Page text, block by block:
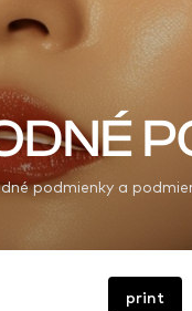
podmienky a
print